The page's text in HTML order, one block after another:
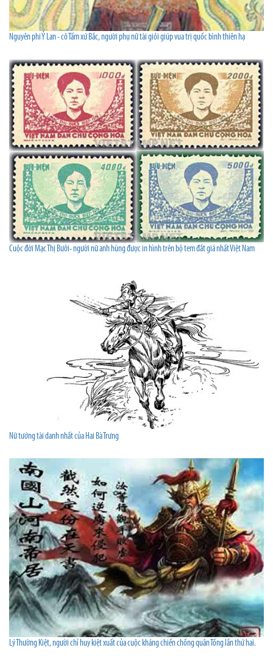
Nguyên phi Ỷ Lan - cô Tấm xứ Bắc, người phụ nữ tài giỏi giúp vua trị quốc bình thiên hạ
Cuộc đời Mạc Thị Bưởi- người nữ anh hùng được in hình trên bộ tem đắt giá nhất Việt Nam
Nữ tướng tài danh nhất của Hai Bà Trưng
Lý Thường Kiệt, người chỉ huy kiệt xuất của cuộc kháng chiến chống quân Tống lần thứ hai.